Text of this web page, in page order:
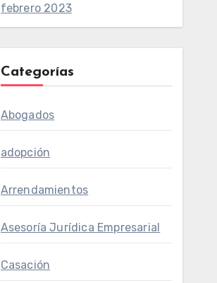
febrero 2023
Categorías
Abogados
adopción
Arrendamientos
Asesoría Jurídica Empresarial
Casación